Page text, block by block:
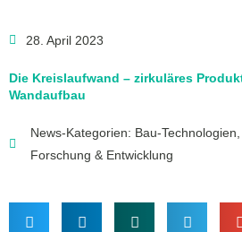
28. April 2023
Die Kreislaufwand – zirkuläres
Wandaufbau
News-Kategorien: Bau-Technologien
Forschung & Entwicklung